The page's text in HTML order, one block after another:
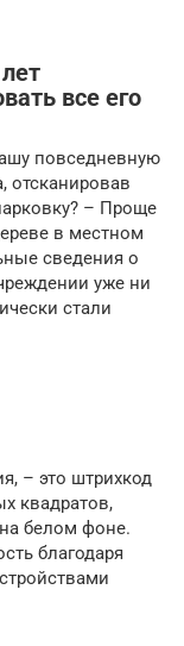
все его
повседневную
отсканировав
– Проще
в местном
сведения о
уже ни
стали
– это штрихкод
квадратов,
белом фоне.
благодаря